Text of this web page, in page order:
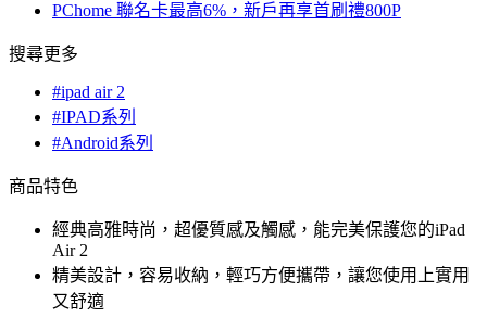
PChome 聯名卡最高6%，新戶再享首刷禮800P
搜尋更多
#ipad air 2
#IPAD系列
#Android系列
商品特色
經典高雅時尚，超優質感及觸感，能完美保護您的iPad
Air 2
精美設計，容易收納，輕巧方便攜帶，讓您使用上實用
又舒適